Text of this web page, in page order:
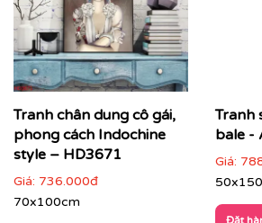
Printek còn hỗ trợ tư vấn miễn phí
được bức tranh phù hợp nhất với
thích của mình. Đặc biệt, chúng tôi
gian và công sức.
Tranh chân dung cô gái,
phong cách Indochine
style – HD3671
Giá: 736.000đ
70x100cm
Tranh
bale -
Giá:
Đặt